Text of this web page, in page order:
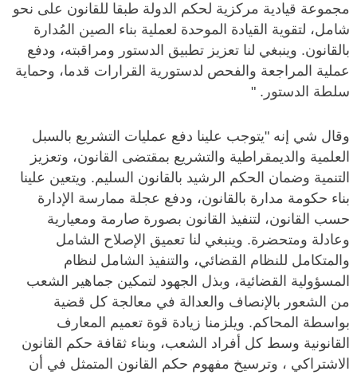
مجموعة قيادية مركزية لحكم الدولة طبقا للقانون على نحو
شامل، لتقوية القيادة الموحدة لعملية بناء الصين المُدارة
بالقانون. وينبغي لنا تعزيز تطبيق الدستور ومراقبته، ودفع
عملية المراجعة والفحص لدستورية القرارات قدما، وحماية
سلطة الدستور. "
وقال شي إنه "يتوجب علينا دفع عمليات التشريع بالسبل
العلمية والديمقراطية والتشريع بمقتضى القانون، وتعزيز
التنمية وضمان الحكم الرشيد بالقانون السليم. ويتعين علينا
بناء حكومة مدارة بالقانون، ودفع عجلة ممارسة الإدارة
حسب القانون، لتنفيذ القانون بصورة صارمة ومعيارية
وعادلة ومتحضرة. وينبغي لنا تعميق الإصلاح الشامل
والمتكامل للنظام القضائي، والتنفيذ الشامل لنظام
المسؤولية القضائية، وبذل الجهود لتمكين جماهير الشعب
من الشعور بالإنصاف والعدالة في معالجة كل قضية
بواسطة المحاكم. ويلزمنا زيادة قوة تعميم المعارف
القانونية وسط كل أفراد الشعب، وبناء ثقافة حكم القانون
الاشتراكي ، وترسيخ مفهوم حكم القانون المتمثل في أن